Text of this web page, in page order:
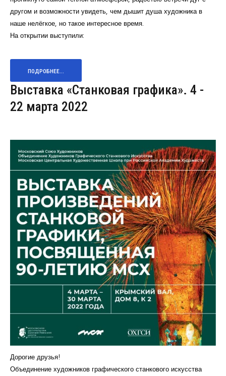
другом и возможности увидеть, чем дышит душа художника в
наше нелёгкое, но такое интересное время.
На открытии выступили:
ПОДРОБНЕЕ...
Выставка «Станковая графика». 4 -
22 марта 2022
Дорогие друзья!
Объединение художников графического станкового искусства